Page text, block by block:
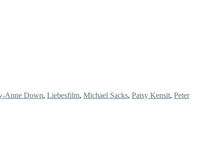
Anne Down, Liebesfilm, Michael Sacks, Patsy Kensit, Peter